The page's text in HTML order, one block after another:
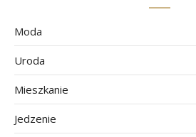
Moda
Uroda
Mieszkanie
Jedzenie